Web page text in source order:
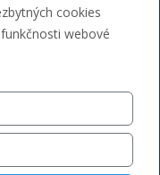
cookies
webové